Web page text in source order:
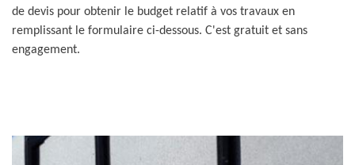
de devis pour obtenir le budget relatif à vos travaux en
remplissant le formulaire ci-dessous. C'est gratuit et sans
engagement.